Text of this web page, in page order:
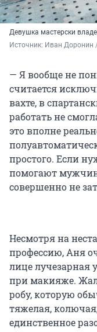
Девушка мастерски
Источник: Иван Доронин /
— Я вообще не
считается
вахте, в
работать не
это вполне
простого. Если
помогают
совершенно не
Несмотря на
профессию, Аня
лице лучезарная
при макияже.
робу, которую
тяжелая,
единственное